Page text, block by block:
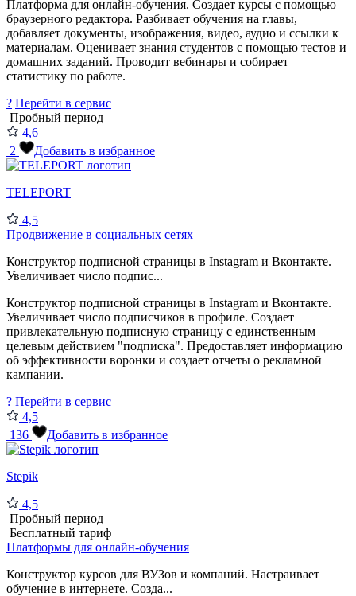
Платформа для онлайн-обучения. Создает курсы с помощью
браузерного редактора. Разбивает обучения на главы,
добавляет документы, изображения, видео, аудио и ссылки к
материалам. Оценивает знания студентов с помощью тестов и
домашних заданий. Проводит вебинары и собирает
статистику по работе.
? Перейти в сервис
Пробный период
4,6
2
Добавить в избранное
TELEPORT
4,5
Продвижение в социальных сетях
Конструктор подписной страницы в Instagram и Вконтакте.
Увеличивает число подпис...
Конструктор подписной страницы в Instagram и Вконтакте.
Увеличивает число подписчиков в профиле. Создает
привлекательную подписную страницу с единственным
целевым действием "подписка". Предоставляет информацию
об эффективности воронки и создает отчеты о рекламной
кампании.
? Перейти в сервис
4,5
136
Добавить в избранное
Stepik
4,5
Пробный период
Бесплатный тариф
Платформы для онлайн-обучения
Конструктор курсов для ВУЗов и компаний. Настраивает
обучение в интернете. Созда...